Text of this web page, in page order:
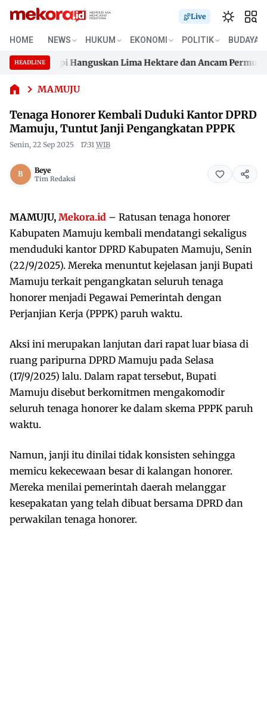
Live
HOME NEWS HUKUM EKONOMI POLITIK BUDAYA
HEADLINEApi Hanguskan Lima Hektare dan Ancam Permukiman
Api Hanguskan Lima Hektare dan Ancam Permukiman
MAMUJU
Tenaga
Kembali
DPRD
Tuntut Janji
Pengangkatan
PPPK
Tenaga Honorer Kembali Duduki Kantor DPRD
Mamuju, Tuntut Janji Pengangkatan PPPK
Senin, 22 Sep 2025 17:31 WIB
Beye
Tim Redaksi
MAMUJU, Mekora.id – Ratusan tenaga honorer
Kabupaten Mamuju kembali mendatangi sekaligus
menduduki kantor DPRD Kabupaten Mamuju, Senin
(22/9/2025). Mereka menuntut kejelasan janji Bupati
Mamuju terkait pengangkatan seluruh tenaga
honorer menjadi Pegawai Pemerintah dengan
Perjanjian Kerja (PPPK) paruh waktu.
Aksi ini merupakan lanjutan dari rapat luar biasa di
ruang paripurna DPRD Mamuju pada Selasa
(17/9/2025) lalu. Dalam rapat tersebut, Bupati
Mamuju disebut berkomitmen mengakomodir
seluruh tenaga honorer ke dalam skema PPPK paruh
waktu.
Namun, janji itu dinilai tidak konsisten sehingga
memicu kekecewaan besar di kalangan honorer.
Mereka menilai pemerintah daerah melanggar
kesepakatan yang telah dibuat bersama DPRD dan
perwakilan tenaga honorer.